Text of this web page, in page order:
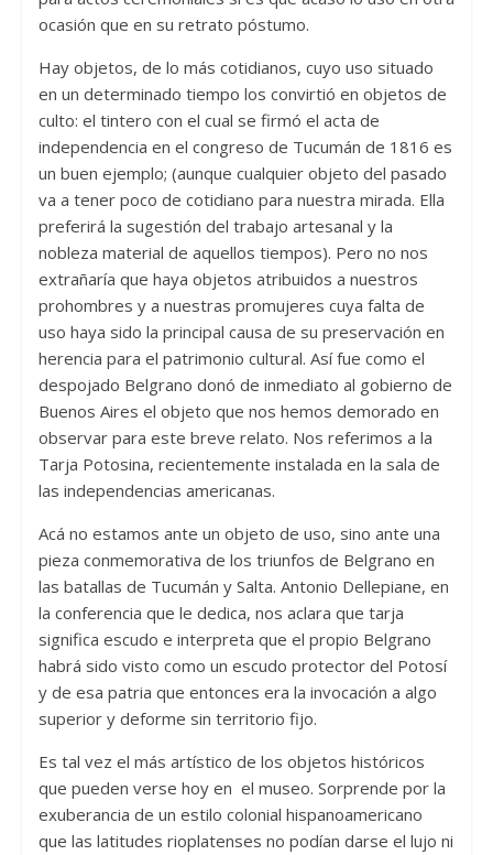
ocasión que en su retrato póstumo.
Hay objetos, de lo más cotidianos, cuyo uso situado
en un determinado tiempo los convirtió en objetos de
culto: el tintero con el cual se firmó el acta de
independencia en el congreso de Tucumán de 1816 es
un buen ejemplo; (aunque cualquier objeto del pasado
va a tener poco de cotidiano para nuestra mirada. Ella
preferirá la sugestión del trabajo artesanal y la
nobleza material de aquellos tiempos). Pero no nos
extrañaría que haya objetos atribuidos a nuestros
prohombres y a nuestras promujeres cuya falta de
uso haya sido la principal causa de su preservación en
herencia para el patrimonio cultural. Así fue como el
despojado Belgrano donó de inmediato al gobierno de
Buenos Aires el objeto que nos hemos demorado en
observar para este breve relato. Nos referimos a la
Tarja Potosina, recientemente instalada en la sala de
las independencias americanas.
Acá no estamos ante un objeto de uso, sino ante una
pieza conmemorativa de los triunfos de Belgrano en
las batallas de Tucumán y Salta. Antonio Dellepiane, en
la conferencia que le dedica, nos aclara que tarja
significa escudo e interpreta que el propio Belgrano
habrá sido visto como un escudo protector del Potosí
y de esa patria que entonces era la invocación a algo
superior y deforme sin territorio fijo.
Es tal vez el más artístico de los objetos históricos
que pueden verse hoy en el museo. Sorprende por la
exuberancia de un estilo colonial hispanoamericano
que las latitudes rioplatenses no podían darse el lujo ni